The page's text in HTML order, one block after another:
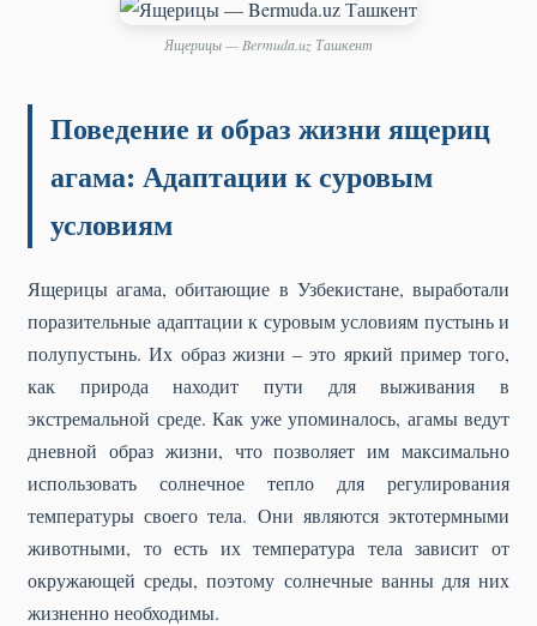
Ящерицы — Bermuda.uz Ташкент
Поведение и образ жизни ящериц
агама: Адаптации к суровым
условиям
Ящерицы агама, обитающие в Узбекистане, выработали
поразительные адаптации к суровым условиям пустынь и
полупустынь. Их образ жизни – это яркий пример того,
как природа находит пути для выживания в
экстремальной среде. Как уже упоминалось, агамы ведут
дневной образ жизни, что позволяет им максимально
использовать солнечное тепло для регулирования
температуры своего тела. Они являются эктотермными
животными, то есть их температура тела зависит от
окружающей среды, поэтому солнечные ванны для них
жизненно необходимы.